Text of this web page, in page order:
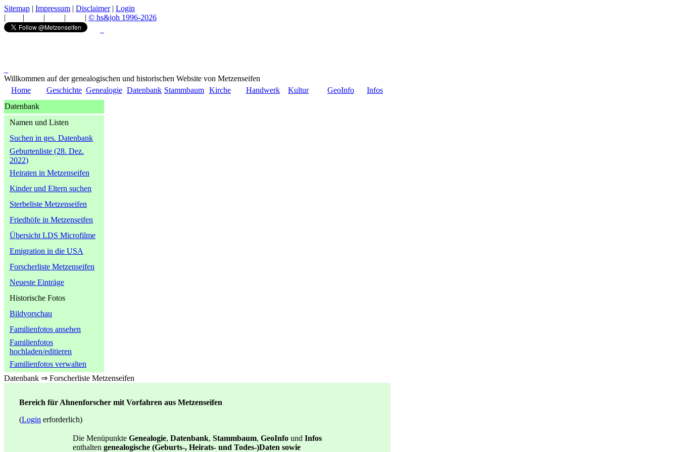
Sitemap | Impressum | Disclaimer| Login
|
| | | | © hs&joh 1996-2026
Willkommen auf der genealogischen und historischen Website von Metzenseifen
Home
Geschichte Genealogie Datenbank Stammbaum Kirche Handwerk Kultur GeoInfo
Infos
Datenbank
Namen und Listen
Suchen in ges. Datenbank
Geburtenliste (28. Dez.
2022)
Heiraten in Metzenseifen
Kinder und Eltern suchen
Sterbeliste Metzenseifen
Friedhöfe in Metzenseifen
Übersicht LDS Microfilme
Emigration in die USA
Forscherliste Metzenseifen
Neueste Einträge
Historische Fotos
Bildvorschau
Familienfotos ansehen
Familienfotos
hochladen/editieren
Familienfotos verwalten
Datenbank ⇒ Forscherliste Metzenseifen
Bereich für Ahnenforscher mit Vorfahren aus Metzenseifen
(Login erforderlich)
Die Menüpunkte Genealogie, Datenbank, Stammbaum, GeoInfound Infos
enthalten genealogische (Geburts-, Heirats- und Todes-)Daten sowie